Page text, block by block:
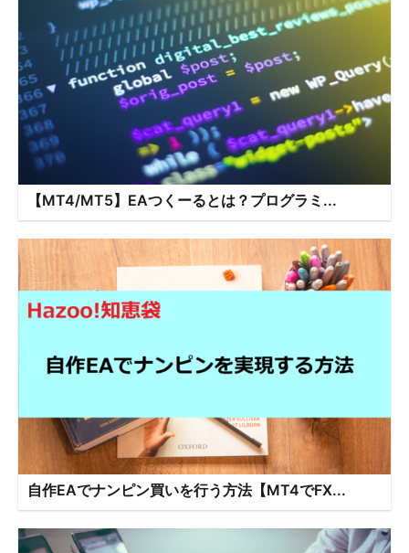
【MT4/MT5】EAつくーるとは？プログラミ...
自作EAでナンピン買いを行う方法【MT4でFX...